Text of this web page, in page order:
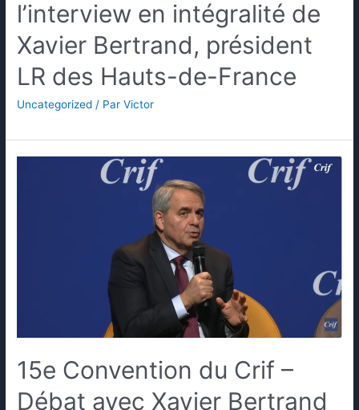
l’interview en intégralité de
Xavier Bertrand, président
LR des Hauts-de-France
Uncategorized / ParVictor
15e Convention du Crif –
Débat avec Xavier Bertrand